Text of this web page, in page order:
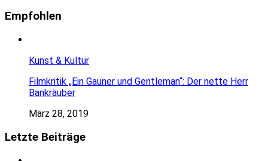
Empfohlen
Kunst & Kultur
Filmkritik „Ein Gauner und Gentleman“: Der nette Herr
Bankräuber
März 28, 2019
Letzte Beiträge